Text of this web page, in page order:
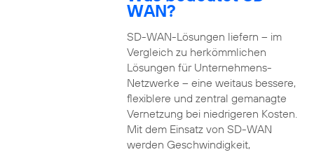
WAN?
SD-WAN-Lösungen liefern – im
Vergleich zu herkömmlichen
Lösungen für Unternehmens-
Netzwerke – eine weitaus bessere,
flexiblere und zentral gemanagte
Vernetzung bei niedrigeren Kosten.
Mit dem Einsatz von SD-WAN
werden Geschwindigkeit,